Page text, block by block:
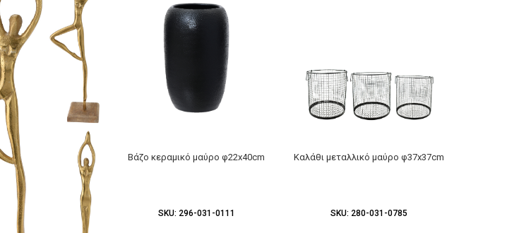
Βάζο κεραμικό μαύρο φ22x40cm
SKU: 296-031-0111
Καλάθι μεταλλικό μαύρο φ37x37cm
SKU: 280-031-0785